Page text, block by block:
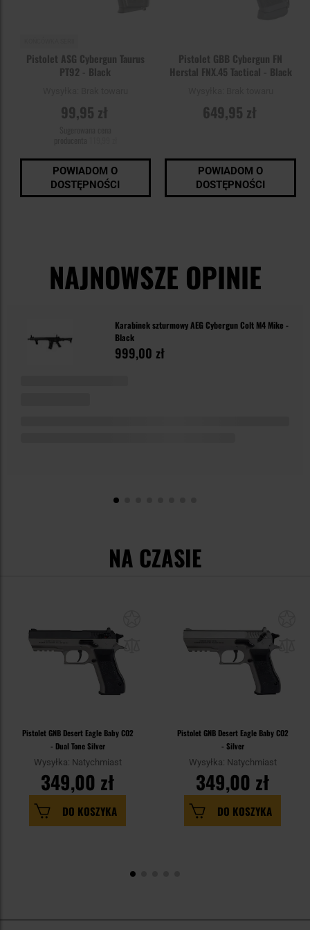
Pistolet ASG Cybergun Taurus
PT92 - Black
99,95 zł
POWIADOM O
DOSTĘPNOŚCI
Pistolet GBB Cybergun FN
Herstal FNX.45 Tactical - Black
649,95 zł
POWIADOM O
DOSTĘPNOŚCI
NAJNOWSZE OPINIE
Karabinek szturmowy AEG Cybergun Colt M4 Mike -
Black
999,00 zł
NA CZASIE
Pistolet GNB Desert Eagle Baby CO2
- Dual Tone Silver
Wysyłka: Natychmiast
349,00 zł
DO KOSZYKA
Pistolet GNB Desert Eagle Baby CO2
- Silver
Wysyłka: Natychmiast
349,00 zł
DO KOSZYKA